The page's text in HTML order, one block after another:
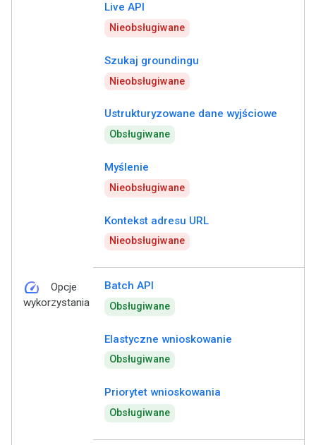
Live API
Nieobsługiwane
Szukaj groundingu
Nieobsługiwane
Ustrukturyzowane dane wyjściowe
Obsługiwane
Myślenie
Nieobsługiwane
Kontekst adresu URL
Nieobsługiwane
speed
Opcje
wykorzystania
Batch API
Obsługiwane
Elastyczne wnioskowanie
Obsługiwane
Priorytet wnioskowania
Obsługiwane